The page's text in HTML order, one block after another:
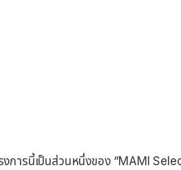
งการนี้เป็นส่วนหนึ่งของ “MAMI